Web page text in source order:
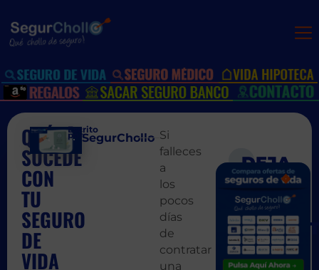
QUÉ
SUCEDE
CON
TU
SEGURO
DE
VIDA
Escrito
por:SegurChollo Si
falleces
a
los
pocos
días
de
contratar
una
10 ideas